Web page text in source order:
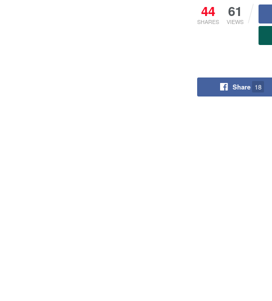
44
SHARES
61
VIEWS
Share 18